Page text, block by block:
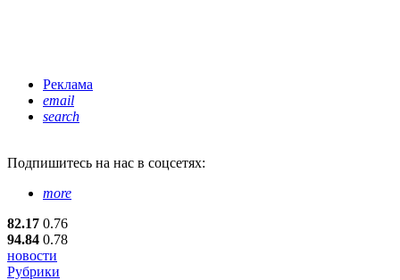
Реклама
email
search
Подпишитесь на нас в соцсетях:
more
82.17 0.76
94.84 0.78
новости
Рубрики